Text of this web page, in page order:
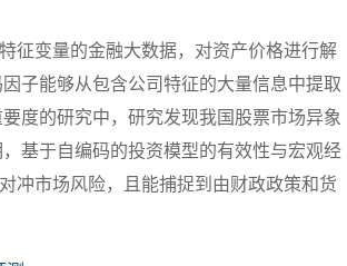
征变量的金融大数据，对资产价格进行解
子能够从包含公司特征的大量信息中提取
度的研究中，研究发现我国股票市场异象
基于自编码的投资模型的有效性与宏观经
冲市场风险，且能捕捉到由财政政策和货